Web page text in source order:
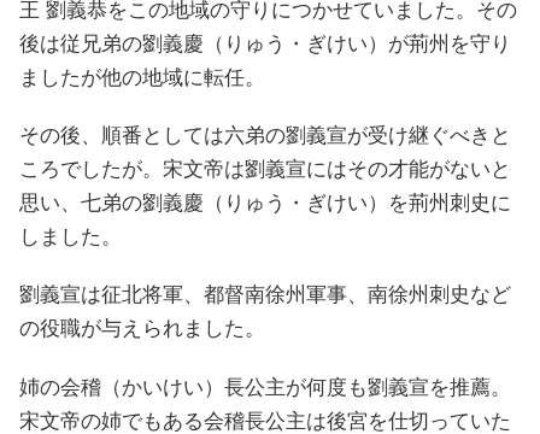
王 劉義恭をこの地域の守りにつかせていました。その
後は従兄弟の劉義慶（りゅう・ぎけい）が荊州を守り
ましたが他の地域に転任。
その後、順番としては六弟の劉義宣が受け継ぐべきと
ころでしたが。宋文帝は劉義宣にはその才能がないと
思い、七弟の劉義慶（りゅう・ぎけい）を荊州刺史に
しました。
劉義宣は征北将軍、都督南徐州軍事、南徐州刺史など
の役職が与えられました。
姉の会稽（かいけい）長公主が何度も劉義宣を推薦。
宋文帝の姉でもある会稽長公主は後宮を仕切っていた